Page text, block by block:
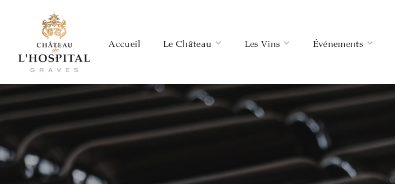
Accueil Le Château Les Vins Événements